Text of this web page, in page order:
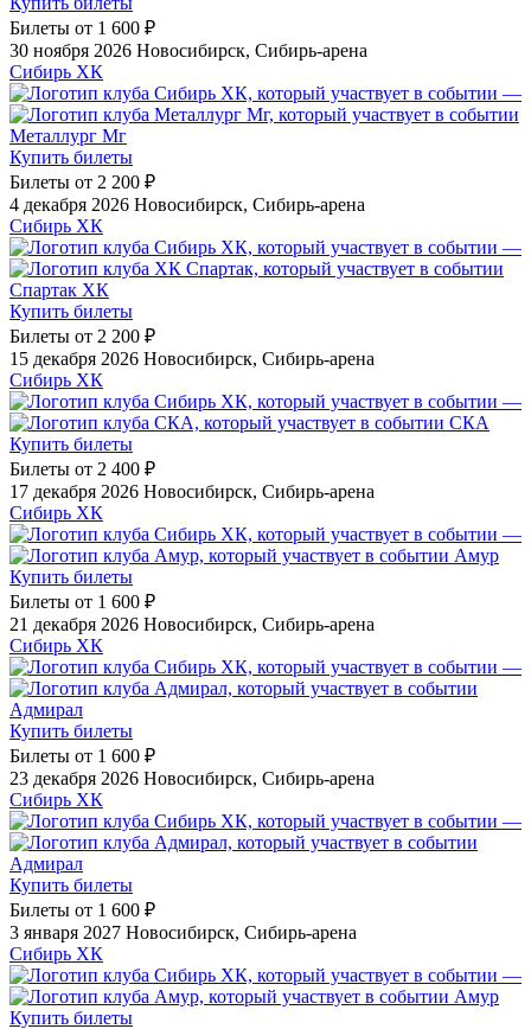
Билеты от 1 600 ₽
30 ноября 2026 Новосибирск, Сибирь-арена
Сибирь ХК
—
Металлург Мг
Купить билеты
Билеты от 2 200 ₽
4 декабря 2026 Новосибирск, Сибирь-арена
Сибирь ХК
—
Спартак ХК
Купить билеты
Билеты от 2 200 ₽
15 декабря 2026 Новосибирск, Сибирь-арена
Сибирь ХК
—
СКА
Купить билеты
Билеты от 2 400 ₽
17 декабря 2026 Новосибирск, Сибирь-арена
Сибирь ХК
—
Амур
Купить билеты
Билеты от 1 600 ₽
21 декабря 2026 Новосибирск, Сибирь-арена
Сибирь ХК
—
Адмирал
Купить билеты
Билеты от 1 600 ₽
23 декабря 2026 Новосибирск, Сибирь-арена
Сибирь ХК
—
Адмирал
Купить билеты
Билеты от 1 600 ₽
3 января 2027 Новосибирск, Сибирь-арена
Сибирь ХК
—
Амур
Купить билеты